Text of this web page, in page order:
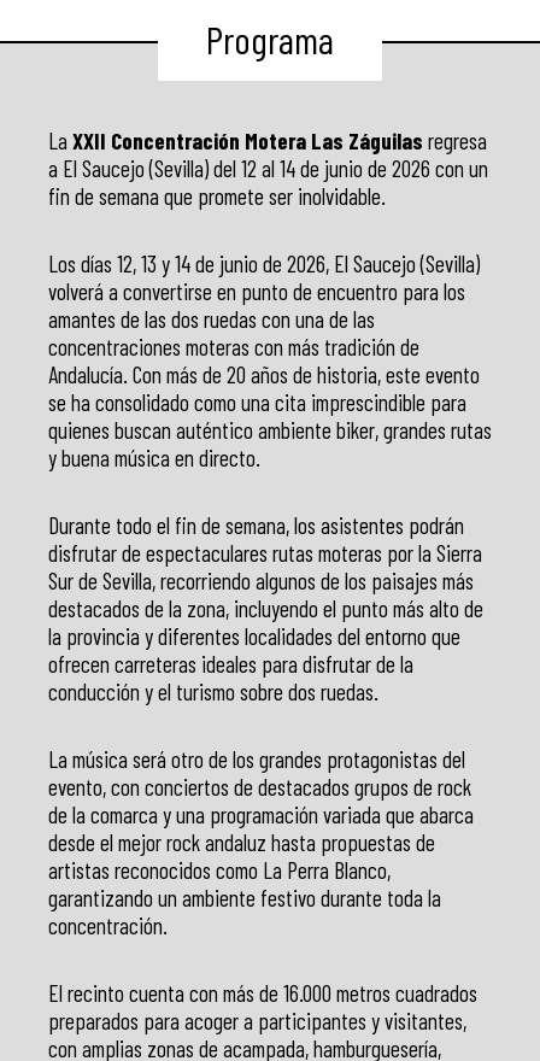
Programa
La XXII Concentración Motera Las Záguilas regresa
a El Saucejo (Sevilla) del 12 al 14 de junio de 2026 con un
fin de semana que promete ser inolvidable.
Los días 12, 13 y 14 de junio de 2026, El Saucejo (Sevilla)
volverá a convertirse en punto de encuentro para los
amantes de las dos ruedas con una de las
concentraciones moteras con más tradición de
Andalucía. Con más de 20 años de historia, este evento
se ha consolidado como una cita imprescindible para
quienes buscan auténtico ambiente biker, grandes rutas
y buena música en directo.
Durante todo el fin de semana, los asistentes podrán
disfrutar de espectaculares rutas moteras por la Sierra
Sur de Sevilla, recorriendo algunos de los paisajes más
destacados de la zona, incluyendo el punto más alto de
la provincia y diferentes localidades del entorno que
ofrecen carreteras ideales para disfrutar de la
conducción y el turismo sobre dos ruedas.
La música será otro de los grandes protagonistas del
evento, con conciertos de destacados grupos de rock
de la comarca y una programación variada que abarca
desde el mejor rock andaluz hasta propuestas de
artistas reconocidos como La Perra Blanco,
garantizando un ambiente festivo durante toda la
concentración.
El recinto cuenta con más de 16.000 metros cuadrados
preparados para acoger a participantes y visitantes,
con amplias zonas de acampada, hamburguesería,